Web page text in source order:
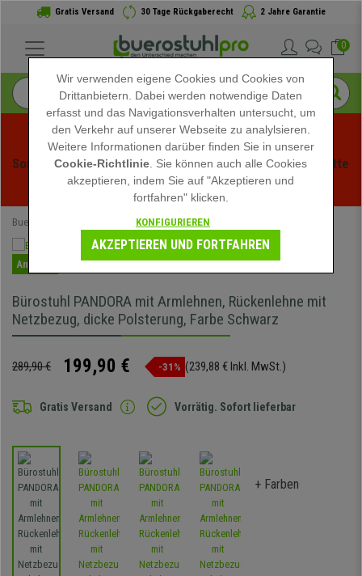
Gratis Versand 30 Tage Rückgaberecht 2 Jahre Garantie
0
Sommerschlussverauf bei buerstuhlpro! Exklusive Rabatte
für kurze Zeit - Aktion ansehen -
Buerostuhlpro Schreibtischstühle
Angebot
Bürostuhl PANDORA mit Armlehnen, Rückenlehne mit
Netzbezug, dicke Polsterung, Farbe Schwarz
289,90 € 199,90 € -31% (239,88 € Inkl. MwSt.)
Gratis Versand Vorrätig. Sofort lieferbar
+ Farben
Wir verwenden eigene Cookies und Cookies von
Drittanbietern. Dabei werden notwendige Daten
erfasst und das Navigationsverhalten untersucht, um
den Verkehr auf unserer Webseite zu analylsieren.
Weitere Informationen darüber finden Sie in unserer
Cookie-Richtlinie . Sie können auch alle Cookies
akzeptieren, indem Sie auf "Akzeptieren und
fortfahren" klicken.
KONFIGURIEREN
AKZEPTIEREN UND FORTFAHREN